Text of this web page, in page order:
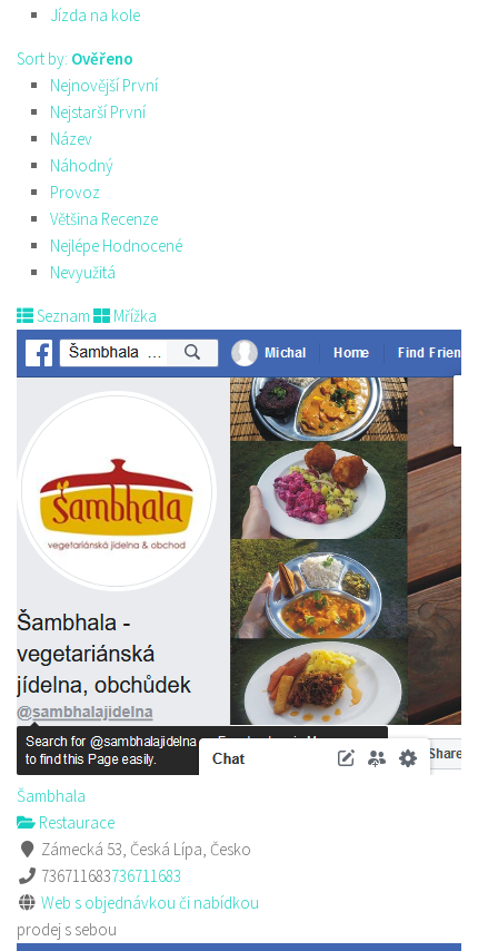
Jízda na kole
Sort by: Ověřeno
Nejnovější První
Nejstarší První
Název
Náhodný
Provoz
Většina Recenze
Nejlépe Hodnocené
Nevyužitá
Seznam Mřížka
Šambhala
Restaurace
Zámecká 53, Česká Lípa, Česko
736711683736711683
Web s objednávkou či nabídkou
prodej s sebou